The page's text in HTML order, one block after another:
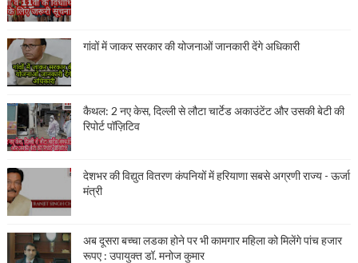
गांवों में जाकर सरकार की योजनाओं जानकारी देंगे अधिकारी
कैथल: 2 नए केस, दिल्ली से लौटा चार्टेड अकाउंटेंट और उसकी बेटी की
रिपोर्ट पॉज़िटिव
देशभर की विद्युत वितरण कंपनियों में हरियाणा सबसे अग्रणी राज्य - ऊर्जा
मंत्री
अब दूसरा बच्चा लडका होने पर भी कामगार महिला को मिलेंगे पांच हजार
रूपए : उपायुक्त डॉ. मनोज कुमार